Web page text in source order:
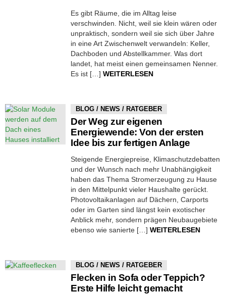
Es gibt Räume, die im Alltag leise
verschwinden. Nicht, weil sie klein wären oder
unpraktisch, sondern weil sie sich über Jahre
in eine Art Zwischenwelt verwandeln: Keller,
Dachboden und Abstellkammer. Was dort
landet, hat meist einen gemeinsamen Nenner.
Es ist […] WEITERLESEN
BLOG / NEWS / RATGEBER
Der Weg zur eigenen
Energiewende: Von der ersten
Idee bis zur fertigen Anlage
Steigende Energiepreise, Klimaschutzdebatten
und der Wunsch nach mehr Unabhängigkeit
haben das Thema Stromerzeugung zu Hause
in den Mittelpunkt vieler Haushalte gerückt.
Photovoltaikanlagen auf Dächern, Carports
oder im Garten sind längst kein exotischer
Anblick mehr, sondern prägen Neubaugebiete
ebenso wie sanierte […] WEITERLESEN
BLOG / NEWS / RATGEBER
Flecken in Sofa oder Teppich?
Erste Hilfe leicht gemacht